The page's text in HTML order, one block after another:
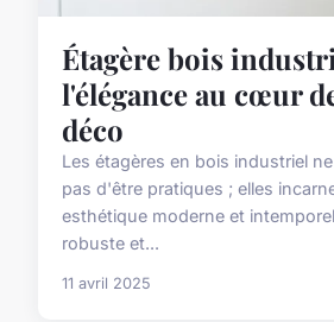
Étagère bois
l'élégance au cœur
déco
Les étagères en bois industriel
pas d'être pratiques ; elles
esthétique moderne et
robuste et...
11 avril 2025